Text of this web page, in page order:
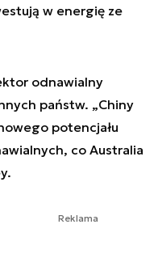
w energię ze
odnawialny
państw. „Chiny
potencjału
co Australia
Reklama